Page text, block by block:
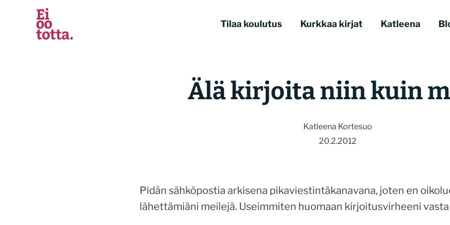
sisältöön
Tilaa koulutus Kurkkaa kirjat Katleena
Älä kirjoita niin kuin
Katleena Kortesuo
20.2.2012
Pidän sähköpostia arkisena pikaviestintäkanavana, joten en
lähettämiäni meilejä. Useimmiten huomaan kirjoitusvirheeni